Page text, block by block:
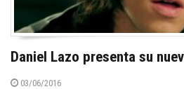
Daniel Lazo presenta su
03/06/2016